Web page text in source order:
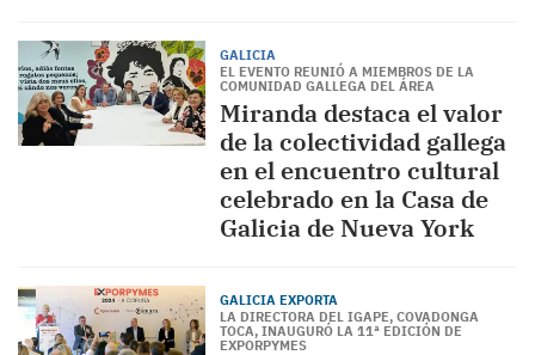
GALICIA
EL EVENTO REUNIÓ A MIEMBROS DE LA
COMUNIDAD GALLEGA DEL ÁREA
Miranda destaca el valor
de la colectividad gallega
en el encuentro cultural
celebrado en la Casa de
Galicia de Nueva York
GALICIA EXPORTA
LA DIRECTORA DEL IGAPE, COVADONGA
TOCA, INAUGURÓ LA 11ª EDICIÓN DE
EXPORPYMES